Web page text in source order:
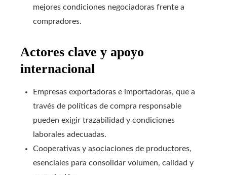
mejores condiciones negociadoras frente a
compradores.
Actores clave y apoyo
internacional
Empresas exportadoras e importadoras, que a
través de políticas de compra responsable
pueden exigir trazabilidad y condiciones
laborales adecuadas.
Cooperativas y asociaciones de productores,
esenciales para consolidar volumen, calidad y